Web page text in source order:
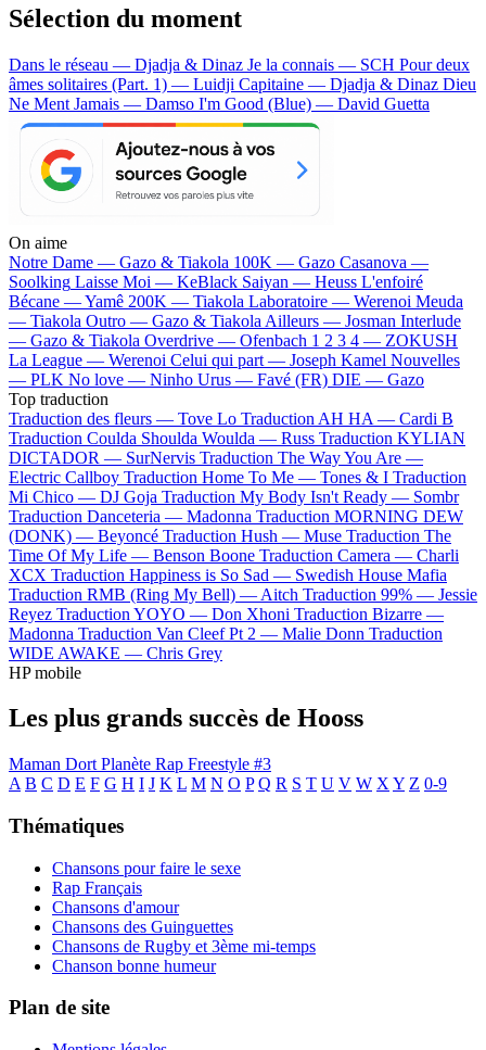
Sélection du moment
Dans le réseau — Djadja & Dinaz Je la connais — SCH Pour deux
âmes solitaires (Part. 1) — Luidji Capitaine — Djadja & Dinaz Dieu
Ne Ment Jamais — Damso I'm Good (Blue) — David Guetta
On aime
Notre Dame — Gazo & Tiakola 100K — Gazo Casanova —
Soolking Laisse Moi — KeBlack Saiyan — Heuss L'enfoiré
Bécane —Yamê 200K — Tiakola Laboratoire — Werenoi Meuda
— Tiakola Outro — Gazo & Tiakola Ailleurs — Josman Interlude
— Gazo & Tiakola Overdrive — Ofenbach 1 2 3 4 — ZOKUSH
La League — Werenoi Celui qui part — Joseph Kamel Nouvelles
— PLK No love — Ninho Urus — Favé (FR) DIE — Gazo
Top traduction
Traduction des fleurs — Tove Lo Traduction AH HA — Cardi B
Traduction Coulda Shoulda Woulda — Russ Traduction KYLIAN
DICTADOR — SurNervis Traduction The Way You Are —
Electric Callboy Traduction Home To Me — Tones & I Traduction
Mi Chico — DJ Goja Traduction My Body Isn't Ready — Sombr
Traduction Danceteria — Madonna Traduction MORNING DEW
(DONK) — Beyoncé Traduction Hush — Muse Traduction The
Time Of My Life — Benson Boone Traduction Camera — Charli
XCX Traduction Happiness is So Sad — Swedish House Mafia
Traduction RMB (Ring My Bell) — Aitch Traduction 99% — Jessie
Reyez Traduction YOYO — Don Xhoni Traduction Bizarre —
Madonna Traduction Van Cleef Pt 2 — Malie Donn Traduction
WIDE AWAKE — Chris Grey
HP mobile
Les plus grands succès de Hooss
Maman Dort Planète Rap Freestyle #3
A B C D E F G H I J K L M N O P Q R S T U V W X Y Z 0-9
Thématiques
Chansons pour faire le sexe
Rap Français
Chansons d'amour
Chansons des Guinguettes
Chansons de Rugby et 3ème mi-temps
Chanson bonne humeur
Plan de site